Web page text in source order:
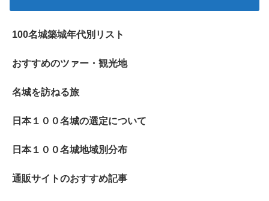
100名城築城年代別リスト
おすすめのツァー・観光地
名城を訪ねる旅
日本１００名城の選定について
日本１００名城地域別分布
通販サイトのおすすめ記事